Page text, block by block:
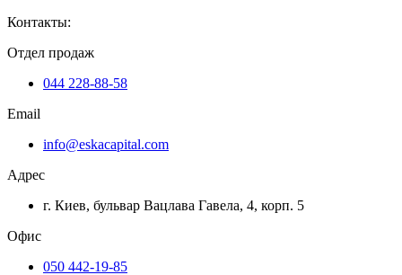
Контакты:
Отдел продаж
044 228-88-58
Email
info@eskacapital.com
Адрес
г. Киев, бульвар Вацлава Гавела, 4, корп. 5
Офис
050 442-19-85